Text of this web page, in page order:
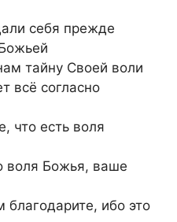
себя прежде
тайну Своей воли
всё согласно
что есть воля
воля Божья, ваше
ибо это